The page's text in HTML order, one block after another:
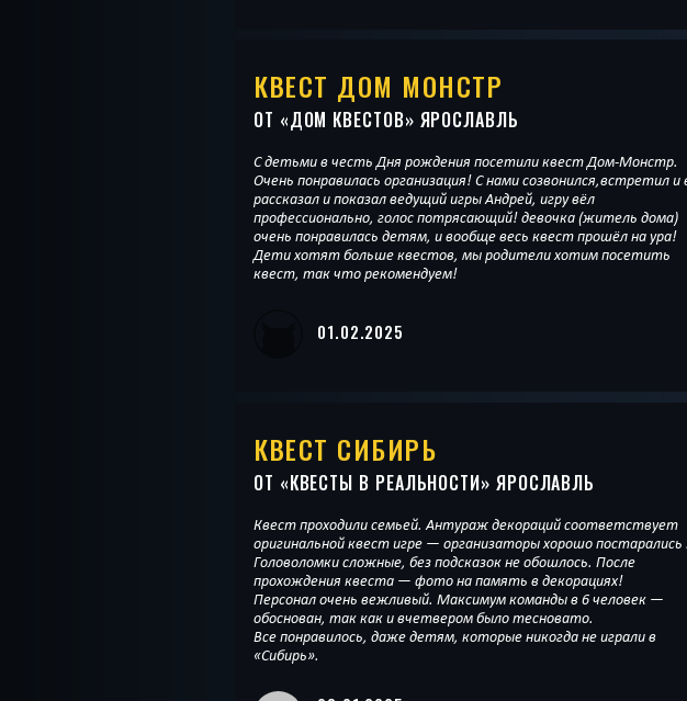
КВЕСТ ДОМ МОНСТР
ОТ «ДОМ КВЕСТОВ» ЯРОСЛАВЛЬ
С детьми в честь Дня рождения посетили квест Дом-Монстр.
Очень понравилась организация! С нами созвонился,встретил и
рассказал и показал ведущий игры Андрей, игру вёл
профессионально, голос потрясающий! девочка (житель дома)
очень понравилась детям, и вообще весь квест прошёл на ура!
Дети хотят больше квестов, мы родители хотим посетить
квест, так что рекомендуем!
01.02.2025
КВЕСТ СИБИРЬ
ОТ «КВЕСТЫ В РЕАЛЬНОСТИ» ЯРОСЛАВЛЬ
Квест проходили семьей. Антураж декораций соответствует
оригинальной квест игре — организаторы хорошо постарались .
Головоломки сложные, без подсказок не обошлось. После
прохождения квеста — фото на память в декорациях!
Персонал очень вежливый. Максимум команды в 6 человек —
обоснован, так как и вчетвером было тесновато.
Все понравилось, даже детям, которые никогда не играли в
«Сибирь».